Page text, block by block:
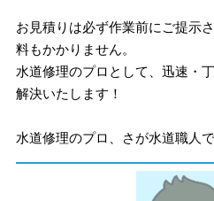
お見積りは必ず作業前にご提示
料もかかりません。
水道修理のプロとして、迅速・
解決いたします！
水道修理のプロ、さが水道職人